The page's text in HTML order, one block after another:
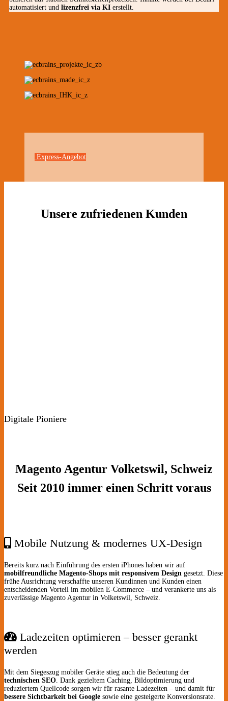
automatisiert und lizenzfrei via KI erstellt.
Express-Angebot
Unsere zufriedenen Kunden
Digitale Pioniere
Magento Agentur Volketswil, Schweiz
Seit 2010 immer einen Schritt voraus
Mobile Nutzung & modernes UX-Design
Bereits kurz nach Einführung des ersten iPhones haben wir auf
mobilfreundliche Magento-Shops mit responsivem Design gesetzt. Diese
frühe Ausrichtung verschaffte unseren Kundinnen und Kunden einen
entscheidenden Vorteil im mobilen E-Commerce – und verankerte uns als
zuverlässige Magento Agentur in Volketswil, Schweiz.
Ladezeiten optimieren – besser gerankt
werden
Mit dem Siegeszug mobiler Geräte stieg auch die Bedeutung der
technischen SEO . Dank gezieltem Caching, Bildoptimierung und
reduziertem Quellcode sorgen wir für rasante Ladezeiten – und damit für
bessere Sichtbarkeit bei Google sowie eine gesteigerte Konversionsrate.